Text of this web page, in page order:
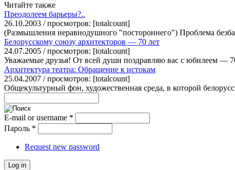
Читайте также
Преодолеем барьеры?..
26.10.2003 / просмотров: [totalcount]
(Размышления неравнодушного "постороннего") Проблема
Белорусскому союзу архитекторов — 70 лет
24.07.2005 / просмотров: [totalcount]
Уважаемые друзья! От всей души поздравляю вас с юбилеем —
Архитектура театра: Обращение к истокам
25.04.2007 / просмотров: [totalcount]
Общекультурный фон, художественная среда, в которой
E-mail or username *
Пароль *
Request new password
Log in